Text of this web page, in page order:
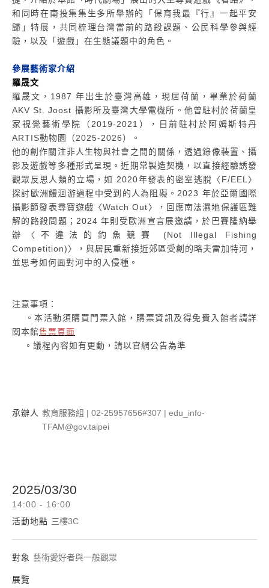
和同時在南投集集生多所舉辦的「保育我最『行』一起平安
歸」特展，共同梳理台灣當前的路殺課題、公民科學參與經
驗，以及「遊戲」在生態議題中的角色。
參展藝術家介紹
羅晟文
羅晟文，1987 年出生於臺灣高雄，現居荷蘭，畢業於荷蘭
AKV St. Joost 攝影所及臺灣大學電機所。他曾駐村於荷蘭皇
家視覺藝術學院（2019-2021），目前駐村於阿姆斯特丹
ARTIS動物園（2025-2026）。
他的創作關注非人生物與社會之間的關係，透過錄像裝置、攝
影及遊戲等多種形式呈現。近期常製造契機，以直接經驗誘發
觀眾反思人類的立場，如 2020年發表的密室逃脫〈F/EEL〉
探討歐洲鰻洄游過程中受到的人為阻礙。2023 年於亞爾國際
攝影節發表尋寶遊戲〈Watch Out〉，回應南法濕地保護區難
解的路殺問題；2024 年則受歐洲宣言展邀請，於巴賽隆納舉
辦〈不違法的釣魚競賽 (Not Illegal Fishing
Competition)〉，與居民重新接近郊區受創的略夫雷加特河，
並思考如何面對河中的入侵種。
注意事項：
。本活動須購買門票入館，購票資訊及得免費入館者請詳
閱本館售票頁面
。議程內容如有更動，請以官網公告為準
承辦人 教育服務組 | 02-25957656#307 | edu_info-
TFAM@gov.taipei
2025/03/30
14:00 - 16:00
活動地點 三樓3C
對象 藝術愛好者與一般觀眾
展覽